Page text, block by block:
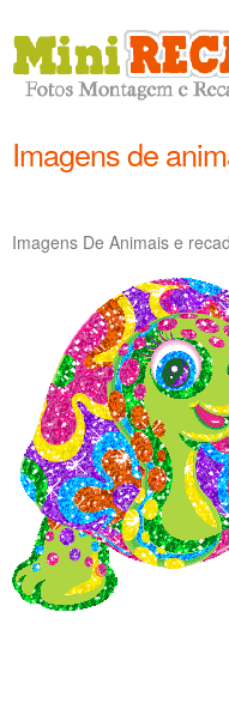
Imagens de
Imagens De Animais e